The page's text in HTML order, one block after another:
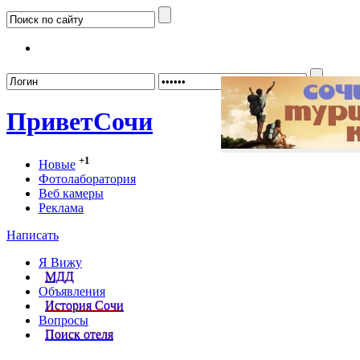
ПриветСочи
Новые +1
Фотолаборатория
Веб камеры
Реклама
Написать
Я Вижу
МДД
Объявления
История Сочи
Вопросы
Поиск отеля